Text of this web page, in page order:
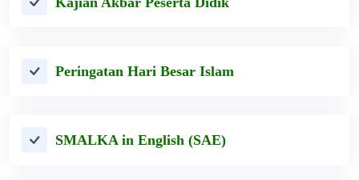
Peringatan Hari Besar Islam
SMALKA in English (SAE)